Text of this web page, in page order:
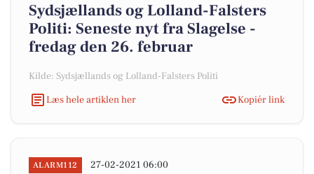
Sydsjællands og Lolland-Falsters
Politi: Seneste nyt fra Slagelse -
fredag den 26. februar
Kilde: Sydsjællands og Lolland-Falsters Politi
Læs hele artiklen her
Kopiér link
ALARM112 27-02-2021 06:00